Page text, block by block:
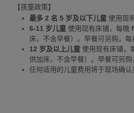
【孩童政策】
最多 2 名 5 岁及以下儿童 使用现
6-11 岁儿童 使用现有床铺，每晚
床，不含早餐）。早餐可另购，每
12 岁及以上儿童 使用现有床铺，
供加床，不含早餐）。早餐可另购
任何适用的儿童费用将于现场确认